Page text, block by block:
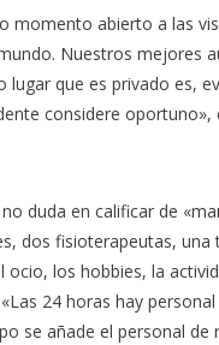
momento abierto a las
Nuestros mejores
lugar que es privado es,
considere oportuno»,
duda en calificar de
dos fisioterapeutas, una
los hobbies, la
24 horas hay
se añade el personal de